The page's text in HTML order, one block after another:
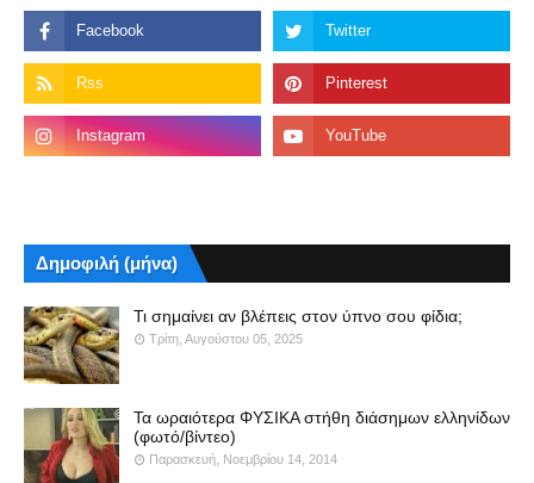
Δημοφιλή (μήνα)
Τι σημαίνει αν βλέπεις στον ύπνο σου φίδια;
Τρίτη, Αυγούστου 05, 2025
Τα ωραιότερα ΦΥΣΙΚΑ στήθη διάσημων ελληνίδων
(φωτό/βίντεο)
Παρασκευή, Νοεμβρίου 14, 2014